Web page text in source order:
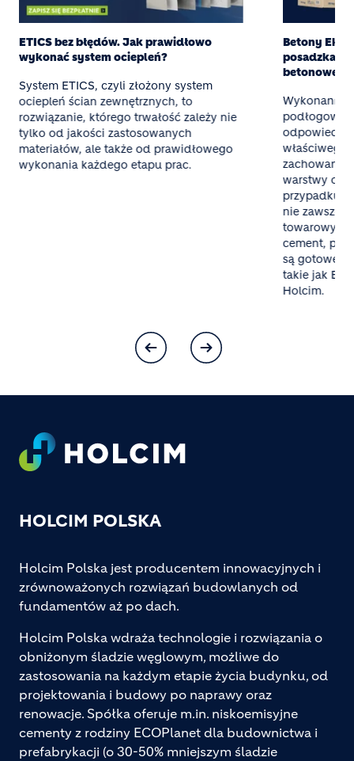
ETICS bez błędów. Jak prawidłowo
wykonać system ociepleń?
System ETICS, czyli złożony system
ociepleń ścian zewnętrznych, to
rozwiązanie, którego trwałość zależy nie
tylko od jakości zastosowanych
materiałów, ale także od prawidłowego
wykonania każdego etapu prac.
Betony
posadzka z
betonowej
Wykonanie
właściwego
zachowania
warstwy
przypadku
nie zawsze
towarowy
cement,
są gotowe
takie jak
Holcim.
Footer
HOLCIM POLSKA
Holcim Polska jest producentem innowacyjnych i
zrównoważonych rozwiązań budowlanych od
fundamentów aż po dach.
Holcim Polska wdraża technologie i rozwiązania o
obniżonym śladzie węglowym, możliwe do
zastosowania na każdym etapie życia budynku, od
projektowania i budowy po naprawy oraz
renowacje. Spółka oferuje m.in. niskoemisyjne
cementy z rodziny ECOPlanet dla budownictwa i
prefabrykacji (o 30-50% mniejszym śladzie